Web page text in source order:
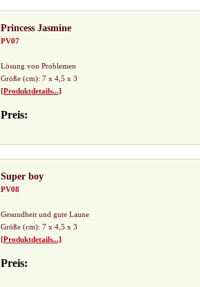
Princess Jasmine
PV07
Lösung von Problemen
Größe (cm): 7 x 4,5 x 3
[Produktdetails...]
Preis:
Super boy
PV08
Gesundheit und gute Laune
Größe (cm): 7 x 4,5 x 3
[Produktdetails...]
Preis: